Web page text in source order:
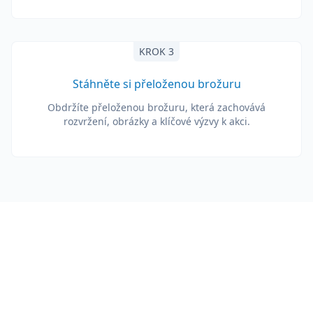
KROK 3
Stáhněte si přeloženou brožuru
Obdržíte přeloženou brožuru, která zachovává
rozvržení, obrázky a klíčové výzvy k akci.